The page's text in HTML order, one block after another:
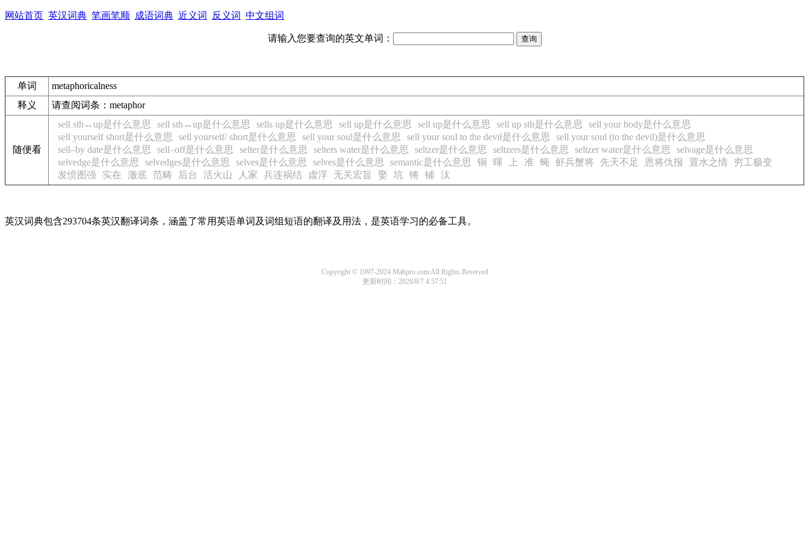
网站首页 英汉词典 笔画笔顺 成语词典 近义词 反义词 中文组词
请输入您要查询的英文单词：
单词
metaphoricalness
释义
请查阅词条：metaphor
随便看
sell sth↔up是什么意思 sell sth↔up是什么意思 sells up是什么意思 sell up是什么意思 sell up是什么意思 sell up sth是什么意思
sell your body是什么意思
sell yourself short是什么意思
sell yourself/ short是什么意思 sell your soul是什么意思 sell your soul to the devil是什么意思
sell your soul (to the devil)是什么意思
sell–by date是什么意思
sell–off是什么意思 selter是什么意思 selters water是什么意思 seltzer是什么意思 seltzers是什么意思 seltzer water是什么意思
selvage是什么意思
selvedge是什么意思
selvedges是什么意思 selves是什么意思 selves是什么意思 semantic是什么意思 铜 暉 上 准 蝇 虾兵蟹将 先天不足 恩将仇报 置水之情
穷工极变
发愤图强
实在 澈底 范畴 后台 活火山 人家 兵连祸结 虚浮 无关宏旨 娶 坑 锵 铺 汰
英汉词典包含293704条英汉翻译词条，涵盖了常用英语单词及词组短语的翻译及用法，是英语学习的必备工具。
Copyright © 1997-2024 Mahpro.com All Rights Reserved
更新时间：2026/8/7 4:57:51